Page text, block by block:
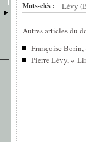
Mots-clés : Lévy
Autres articles du
Françoise
Pierre Lévy, «